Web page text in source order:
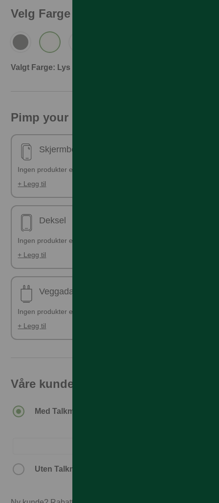
Velg Farge
Valgt Farge: Lys Gull
Pimp your phone!
Skjermbeskyttelse - ferdig påsatt
Ingen produkter er valgt
+ Legg til
Deksel
Ingen produkter er valgt
+ Legg til
Veggadapter
Ingen produkter er valgt
+ Legg til
Våre kunder får den beste prisen
Med Talkmore-abonnement.
Uten Talkmore-abonnement.